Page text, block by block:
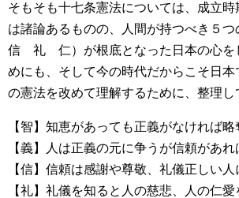
そもそも十七条憲法については、成立時
は諸論あるものの、人間が持つべき５
信 礼 仁）が根底となった日本の心を
めにも、そして今の時代だからこそ日本
の憲法を改めて理解するために、整理し
【智】知恵があっても正義がなければ
【義】人は正義の元に争うが信頼があれ
【信】信頼は感謝や尊敬、礼儀正しい人
【礼】礼儀を知ると人の慈悲、人の仁愛